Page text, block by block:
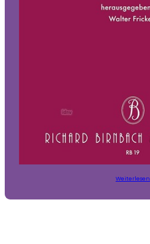
Weiterlesen